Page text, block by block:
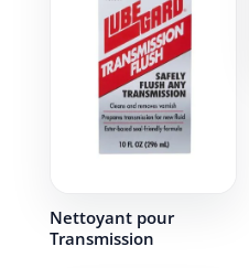
Nettoyant pour
Transmission